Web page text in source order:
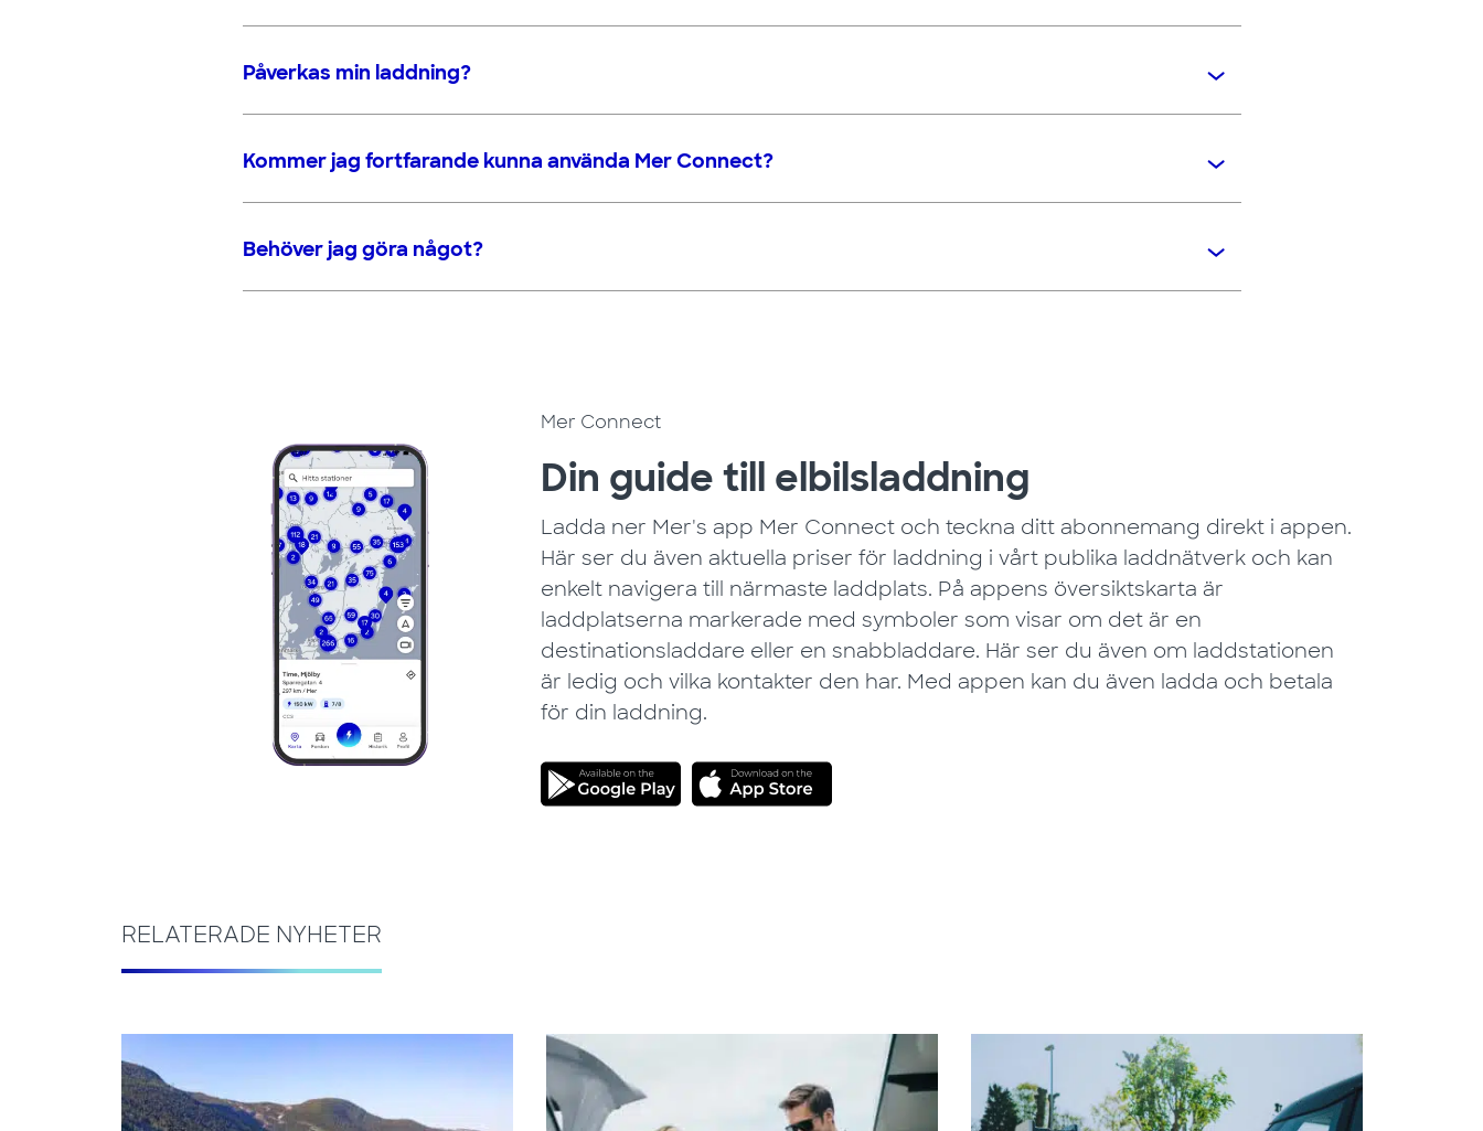
Påverkas min laddning?
Kommer jag fortfarande kunna använda Mer Connect?
Behöver jag göra något?
Mer Connect
Din guide till elbilsladdning
Ladda ner Mer's app Mer Connect och teckna ditt abonnemang direkt i appen.
Här ser du även aktuella priser för laddning i vårt publika laddnätverk och kan
enkelt navigera till närmaste laddplats. På appens översiktskarta är
laddplatserna markerade med symboler som visar om det är en
destinationsladdare eller en snabbladdare. Här ser du även om laddstationen
är ledig och vilka kontakter den har. Med appen kan du även ladda och betala
för din laddning.
RELATERADE NYHETER